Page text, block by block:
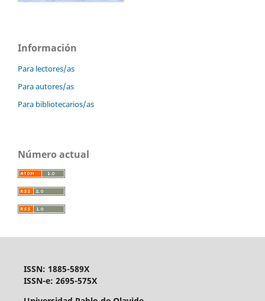
Información
Para lectores/as
Para autores/as
Para bibliotecarios/as
Número actual
ISSN: 1885-589X
ISSN-e: 2695-575X